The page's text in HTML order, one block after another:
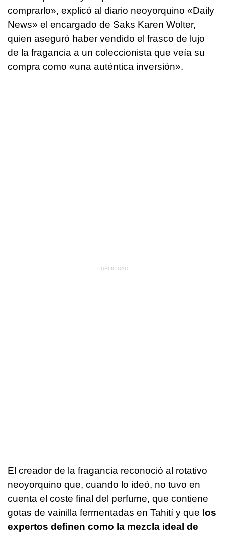
comprarlo», explicó al diario neoyorquino «Daily
News» el encargado de Saks Karen Wolter,
quien aseguró haber vendido el frasco de lujo
de la fragancia a un coleccionista que veía su
compra como «una auténtica inversión».
El creador de la fragancia reconoció al rotativo
neoyorquino que, cuando lo ideó, no tuvo en
cuenta el coste final del perfume, que contiene
gotas de vainilla fermentadas en Tahití y que los
expertos definen como la mezcla ideal de